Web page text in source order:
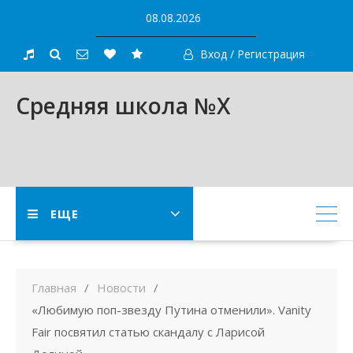
content
08.08.2026
Вход / Регистрация
Средняя школа №X
ЕЩЕ
Главная
Новости
«Любимую поп-звезду Путина отменили». Vanity
Fair посвятил статью скандалу с Ларисой